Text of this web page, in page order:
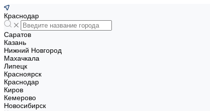
Краснодар
Саратов
Казань
Нижний Новгород
Махачкала
Липецк
Красноярск
Краснодар
Киров
Кемерово
Новосибирск